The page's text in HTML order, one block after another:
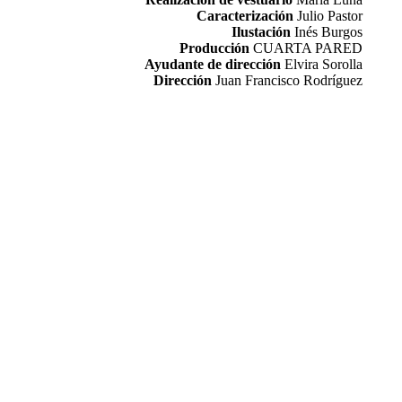
Caracterización Julio Pastor
Ilustación Inés Burgos
Producción CUARTA PARED
Ayudante de dirección Elvira Sorolla
Dirección Juan Francisco Rodríguez